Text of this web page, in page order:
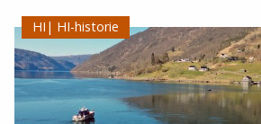
HI-historie